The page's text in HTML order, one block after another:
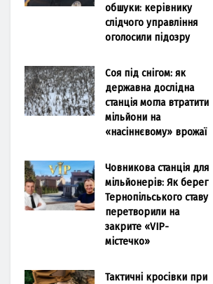
обшуки: керівнику
слідчого управління
оголосили підозру
Соя під снігом: як
державна дослідна
станція могла втратити
мільйони на
«насіннєвому» врожаї
Човникова станція для
мільйонерів: Як берег
Тернопільського ставу
перетворили на
закрите «VIP-
містечко»
Тактичні кросівки при